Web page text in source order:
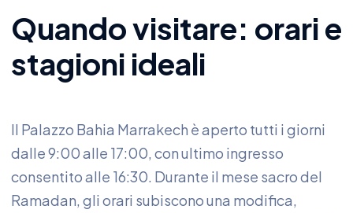
Quando visitare: orari e
stagioni ideali
Il Palazzo Bahia Marrakech è aperto tutti i giorni
dalle 9:00 alle 17:00, con ultimo ingresso
consentito alle 16:30. Durante il mese sacro del
Ramadan, gli orari subiscono una modifica,